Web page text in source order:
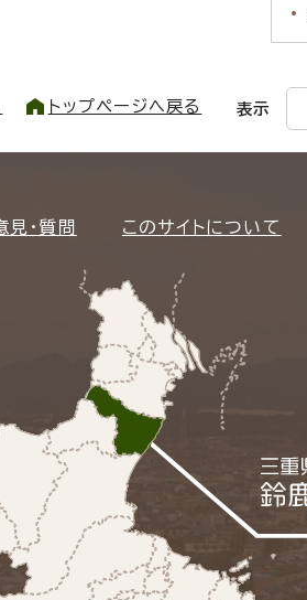
トップページへ戻る 表示
・質問 このサイトについて